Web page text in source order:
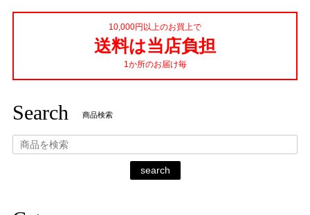
10,000円以上のお買上で
送料は当店負担
1か所のお届け毎
Search 商品検索
search